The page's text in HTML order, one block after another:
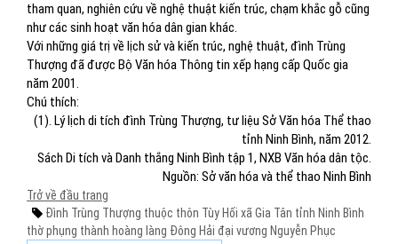
tham quan, nghiên cứu về nghệ thuật kiến trúc, chạm khắc gỗ cũng
như các sinh hoạt văn hóa dân gian khác.
Với những giá trị về lịch sử và kiến trúc, nghệ thuật, đình Trùng
Thượng đã được Bộ Văn hóa Thông tin xếp hạng cấp Quốc gia
năm 2001.
Chú thích:
(1). Lý lịch di tích đình Trùng Thượng, tư liệu Sở Văn hóa Thể thao
tỉnh Ninh Bình, năm 2012.
Sách Di tích và Danh thắng Ninh Bình tập 1, NXB Văn hóa dân tộc.
Nguồn: Sở văn hóa và thể thao Ninh Bình
Trở về đầu trang
Đình Trùng Thượng thuộc thôn Tùy Hối xã Gia Tân tỉnh Ninh Bình
thờ phụng thành hoàng làng Đông Hải đại vương Nguyễn Phục